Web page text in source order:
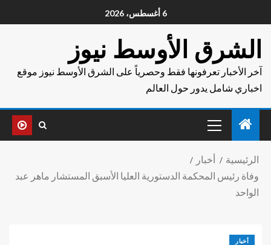
6 أغسطس، 2026
الشرق الأوسط نيوز
آخر الأخبار تعرفونها فقط وحصرياً على الشرق الأوسط نيوز موقع
اخباري شامل يدور حول العالم
الرئيسية
أخبار
وفاة رئيس المحكمة الدستورية العليا الأسبق المستشار ماهر عبد
الواحد
أخبار